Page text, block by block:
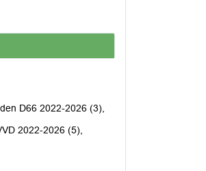
D66 2022-2026 (3),
2022-2026 (5),